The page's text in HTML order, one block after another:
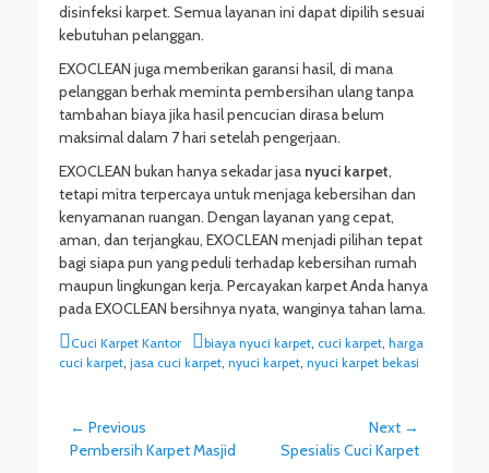
disinfeksi karpet. Semua layanan ini dapat dipilih sesuai
kebutuhan pelanggan.
EXOCLEAN juga memberikan garansi hasil, di mana
pelanggan berhak meminta pembersihan ulang tanpa
tambahan biaya jika hasil pencucian dirasa belum
maksimal dalam 7 hari setelah pengerjaan.
EXOCLEAN bukan hanya sekadar jasa nyuci karpet,
tetapi mitra terpercaya untuk menjaga kebersihan dan
kenyamanan ruangan. Dengan layanan yang cepat,
aman, dan terjangkau, EXOCLEAN menjadi pilihan tepat
bagi siapa pun yang peduli terhadap kebersihan rumah
maupun lingkungan kerja. Percayakan karpet Anda hanya
pada EXOCLEAN bersihnya nyata, wanginya tahan lama.
a
Cuci Karpet Kantor
a
biaya nyuci karpet, cuci karpet, harga
cuci karpet, jasa cuci karpet, nyuci karpet, nyuci karpet bekasi
Post
navigation
← Previous
Previous
Pembersih Karpet Masjid
Next →
Spesialis Cuci Karpet